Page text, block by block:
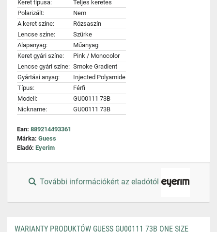
Keret típusa:
Teljes keretes
Polarizált:
Nem
A keret színe:
Rózsaszín
Lencse színe:
Szürke
Alapanyag:
Műanyag
Keret gyári színe:
Pink / Monocolor
Lencse gyári színe: Smoke Gradient
Gyártási anyag:
Injected Polyamide
Típus:
Férfi
Modell:
GU00111 73B
Nickname:
GU00111 73B
Ean: 889214493361
Márka: Guess
Eladó: Eyerim
További információkért az eladótól
WARIANTY PRODUKTÓW GUESS GU00111 73B ONE SIZE